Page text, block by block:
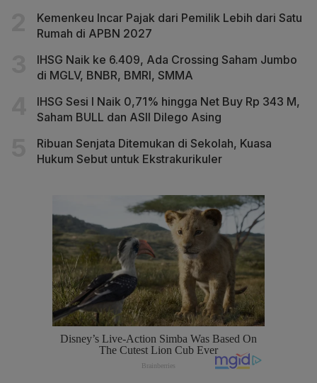
Kemenkeu Incar Pajak dari Pemilik Lebih dari Satu
Rumah di APBN 2027
IHSG Naik ke 6.409, Ada Crossing Saham Jumbo
di MGLV, BNBR, BMRI, SMMA
IHSG Sesi I Naik 0,71% hingga Net Buy Rp 343 M,
Saham BULL dan ASII Dilego Asing
Ribuan Senjata Ditemukan di Sekolah, Kuasa
Hukum Sebut untuk Ekstrakurikuler